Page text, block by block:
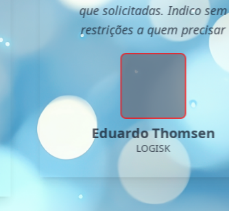
que solicitadas. Indico sem
restrições a quem precisar
Eduardo Thomsen
LOGISK